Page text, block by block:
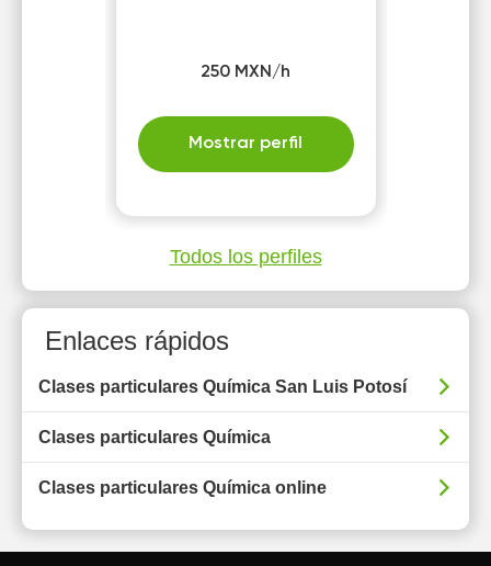
250 MXN/h
Mostrar perfil
Todos los perfiles
Enlaces rápidos
Clases particulares Química San Luis Potosí
Clases particulares Química
Clases particulares Química online